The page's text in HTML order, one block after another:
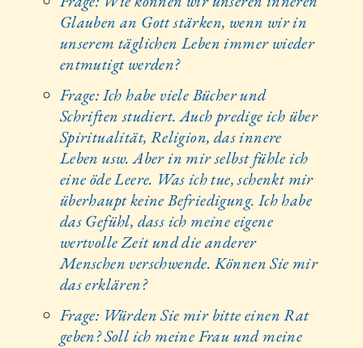
Glauben an Gott stärken, wenn wir in
unserem täglichen Leben immer wieder
entmutigt werden?
Frage: Ich habe viele Bücher und
Schriften studiert. Auch predige ich über
Spiritualität, Religion, das innere
Leben usw. Aber in mir selbst fühle ich
eine öde Leere. Was ich tue, schenkt mir
überhaupt keine Befriedigung. Ich habe
das Gefühl, dass ich meine eigene
wertvolle Zeit und die anderer
Menschen verschwende. Können Sie mir
das erklären?
Frage: Würden Sie mir bitte einen Rat
geben? Soll ich meine Frau und meine